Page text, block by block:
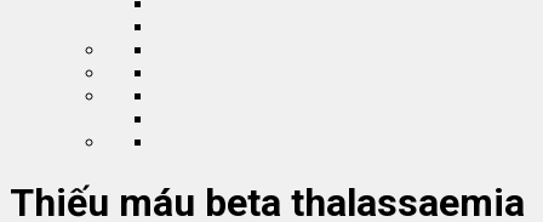
Thiếu máu beta thalassaemia